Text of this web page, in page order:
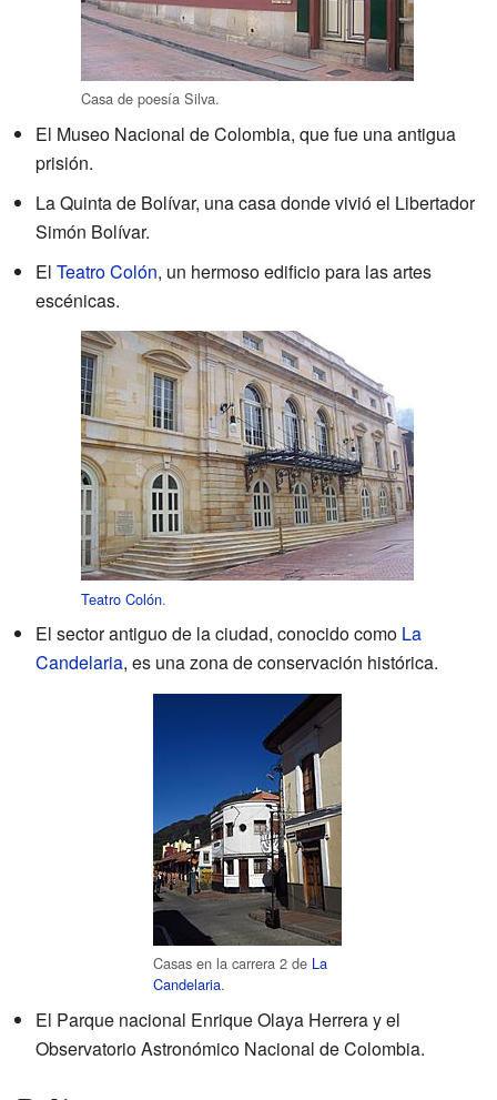
Casa de poesía Silva.
El Museo Nacional de Colombia, que fue una antigua
prisión.
La Quinta de Bolívar, una casa donde vivió el Libertador
Simón Bolívar.
El Teatro Colón, un hermoso edificio para las artes
escénicas.
Teatro Colón.
El sector antiguo de la ciudad, conocido como La
Candelaria, es una zona de conservación histórica.
Casas en la carrera 2 de La
Candelaria.
El Parque nacional Enrique Olaya Herrera y el
Observatorio Astronómico Nacional de Colombia.